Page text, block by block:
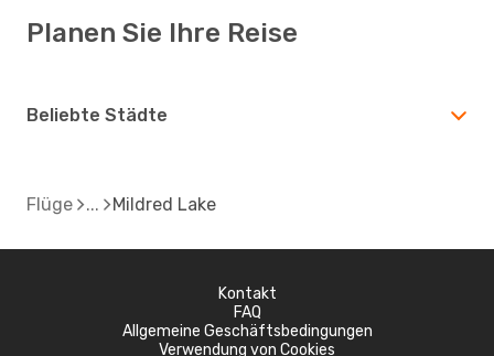
Planen Sie Ihre Reise
Beliebte Städte
Flüge Mildred Lake
Kontakt
FAQ
Allgemeine Geschäftsbedingungen
Verwendung von Cookies